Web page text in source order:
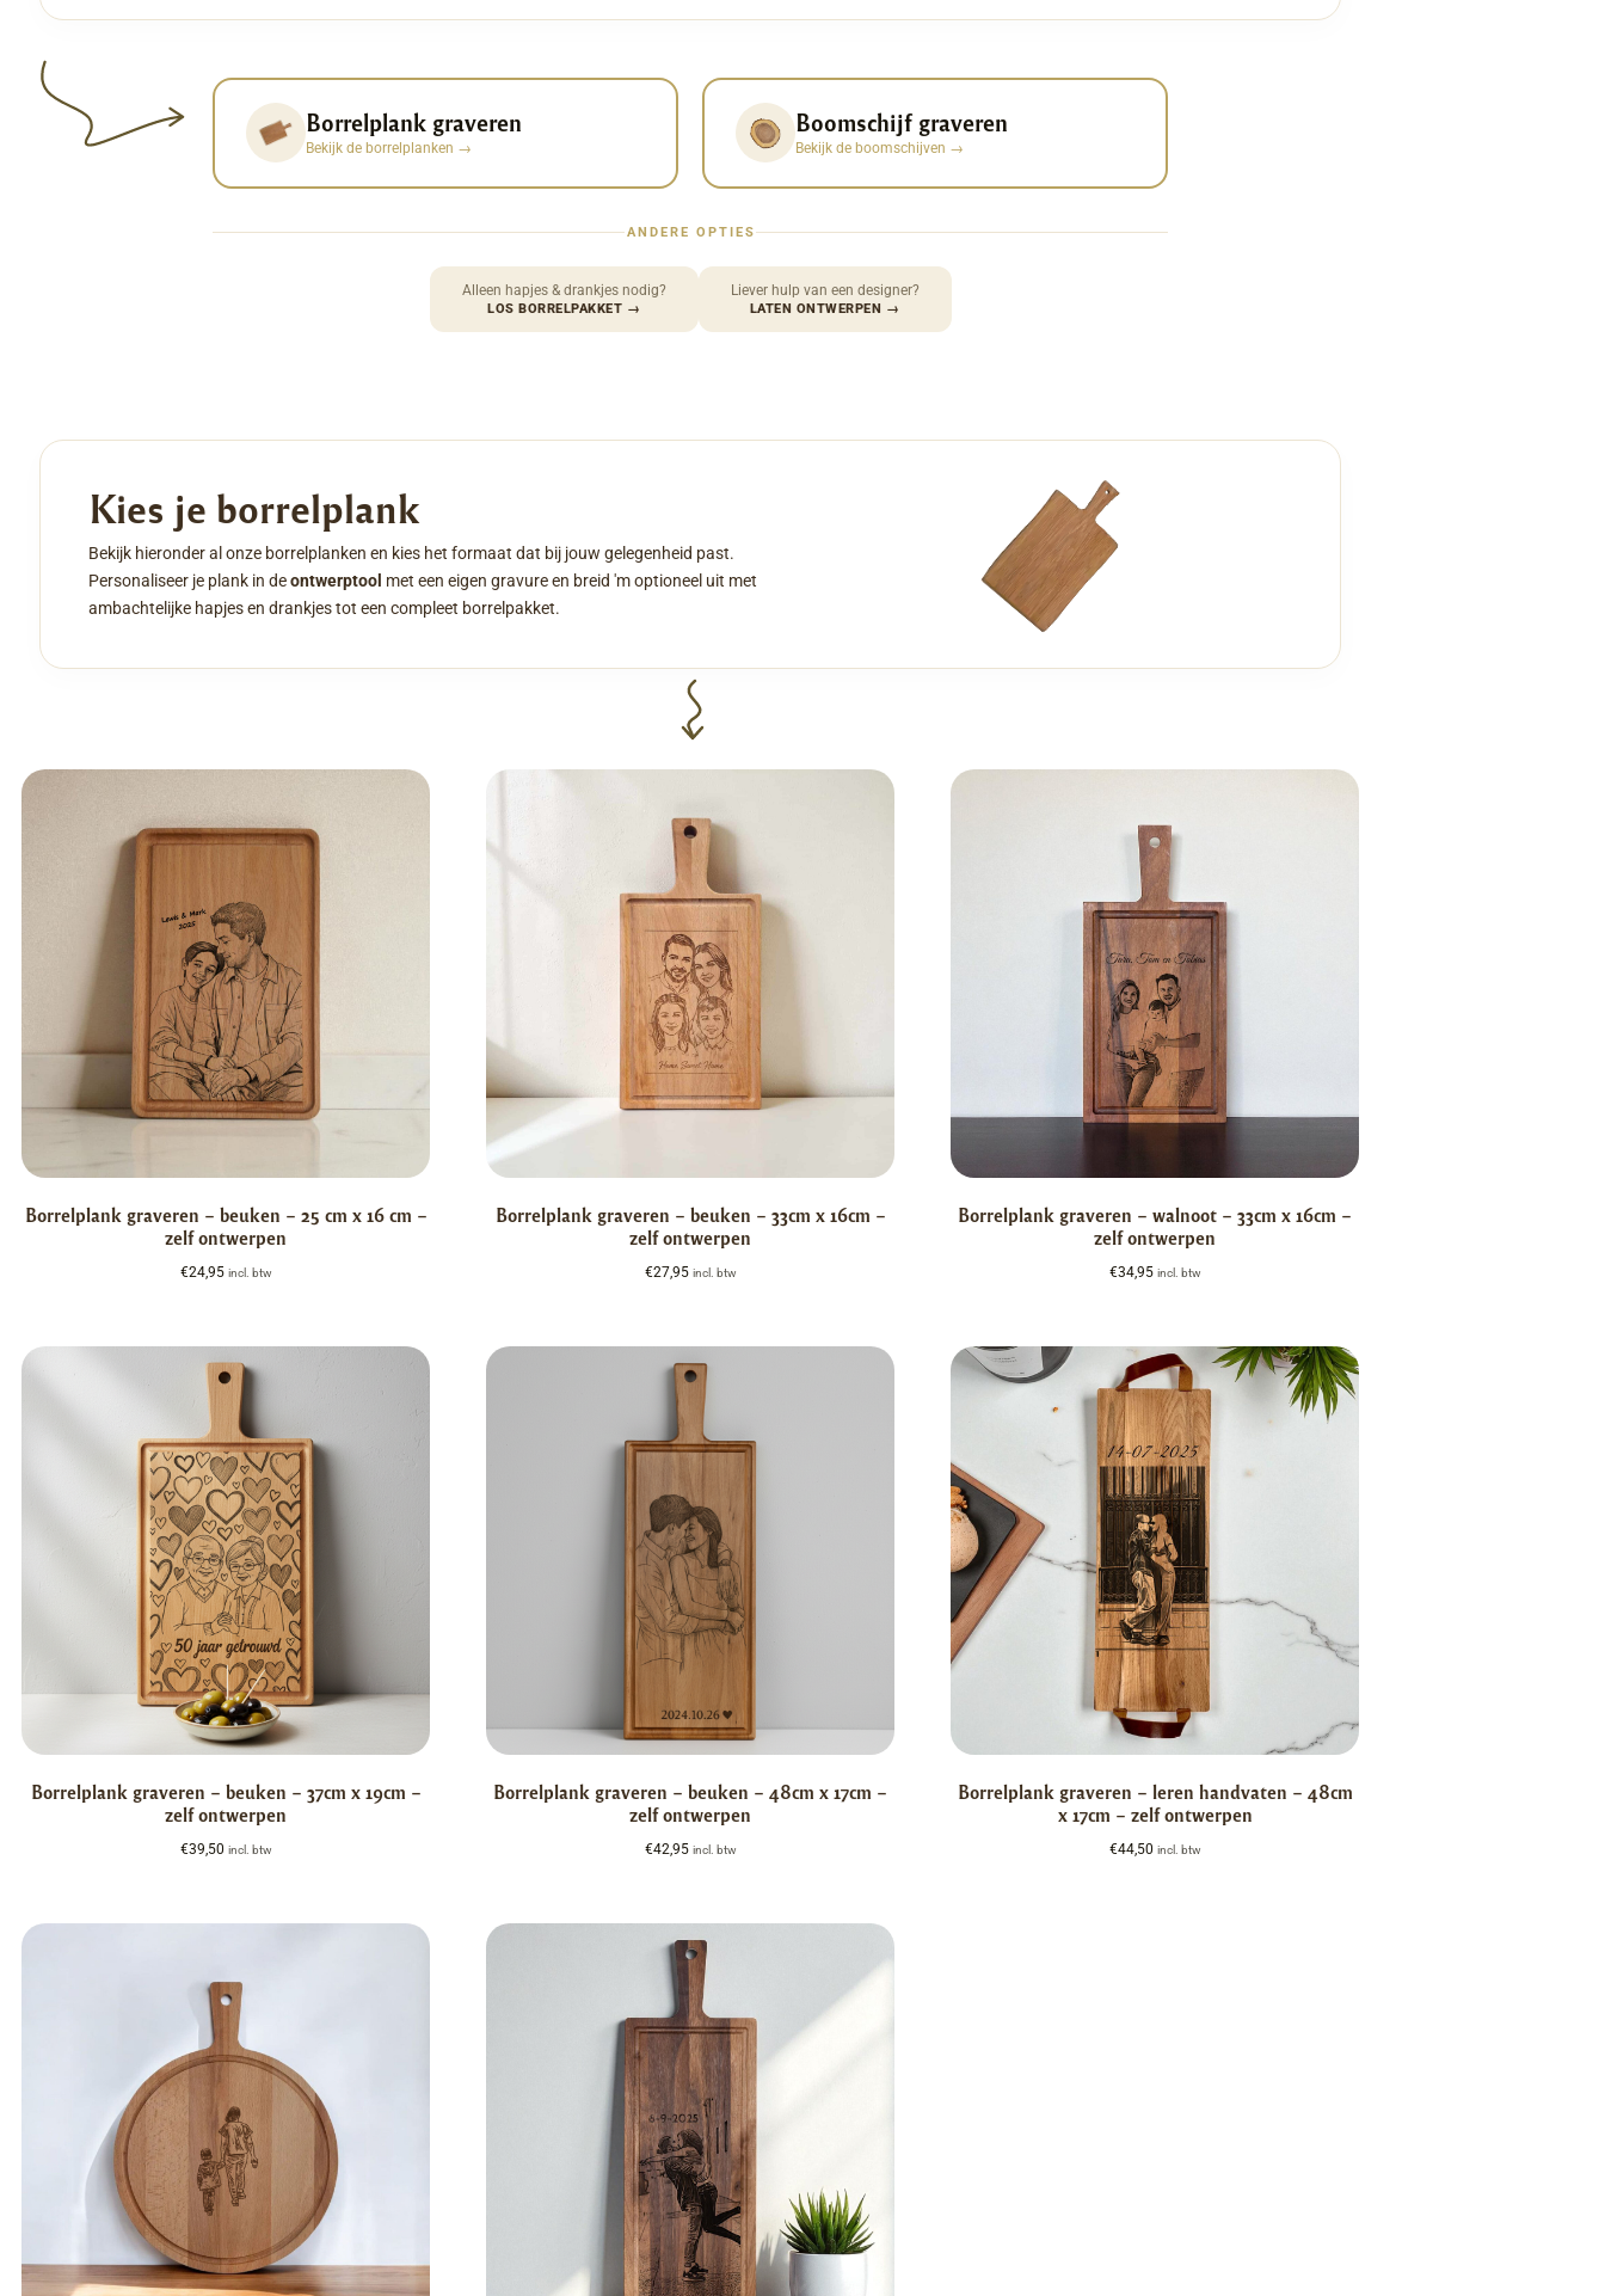
Borrelplank graveren
Bekijk de borrelplanken →
Boomschijf graveren
Bekijk de boomschijven →
ANDERE OPTIES
Alleen hapjes & drankjes nodig?
LOS BORRELPAKKET →
Liever hulp van een designer?
LATEN ONTWERPEN →
Kies je borrelplank
Bekijk hieronder al onze borrelplanken en kies het formaat dat bij jouw gelegenheid past.
Personaliseer je plank in deontwerptool met een eigen gravure en breid 'm optioneel uit met
ambachtelijke hapjes en drankjes tot een compleet borrelpakket.
Borrelplank graveren – beuken – 25 cm x 16 cm –
zelf ontwerpen
€24,95 incl. btw
Borrelplank graveren – beuken – 33cm x 16cm –
zelf ontwerpen
€27,95 incl. btw
Borrelplank graveren – walnoot – 33cm x 16cm –
zelf ontwerpen
€34,95 incl. btw
Borrelplank graveren – beuken – 37cm x 19cm –
zelf ontwerpen
€39,50 incl. btw
Borrelplank graveren – beuken – 48cm x 17cm –
zelf ontwerpen
€42,95 incl. btw
Borrelplank graveren – leren handvaten – 48cm
x 17cm – zelf ontwerpen
€44,50 incl. btw